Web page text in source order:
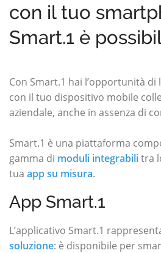
con il tuo
Smart.1 è
Con Smart.1 hai l’opportunità
con il tuo dispositivo mobile
aziendale, anche in assenza di
Smart.1 è una piattaforma
gamma di moduli integrabilitra
tua app su misura.
App Smart.1
L’applicativo Smart.1
soluzione: è disponibile per